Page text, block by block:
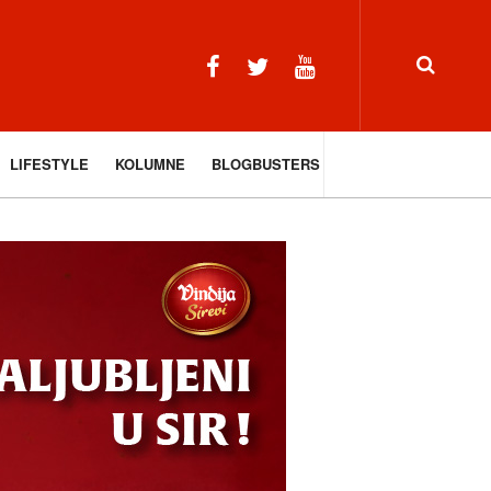
LIFESTYLE KOLUMNE BLOGBUSTERS